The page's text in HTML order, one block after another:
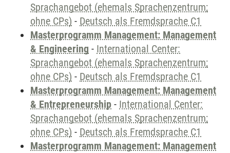
Sprachangebot (ehemals Sprachenzentrum;
ohne CPs) - Deutsch als Fremdsprache C1
Masterprogramm Management: Management
& Engineering - International Center:
Sprachangebot (ehemals Sprachenzentrum;
ohne CPs) - Deutsch als Fremdsprache C1
Masterprogramm Management: Management
& Entrepreneurship - International Center:
Sprachangebot (ehemals Sprachenzentrum;
ohne CPs) - Deutsch als Fremdsprache C1
Masterprogramm Management: Management